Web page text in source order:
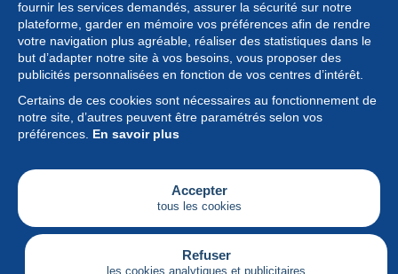
fournir les services demandés, assurer la sécurité sur notre
plateforme, garder en mémoire vos préférences afin de rendre
votre navigation plus agréable, réaliser des statistiques dans le
but d’adapter notre site à vos besoins, vous proposer des
publicités personnalisées en fonction de vos centres d’intérêt.
Certains de ces cookies sont nécessaires au fonctionnement de
notre site, d’autres peuvent être paramétrés selon vos
préférences. En savoir plus
Accepter
tous les cookies
Refuser
les cookies analytiques et publicitaires
Collection
Actualités
Fonctionnalités
Société
Services
Articles